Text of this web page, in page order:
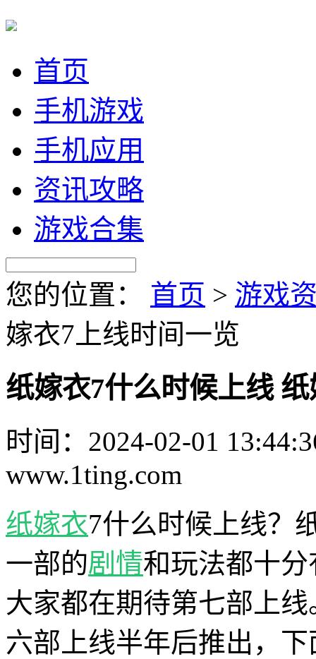
首页
手机游戏
手机应用
资讯攻略
游戏合集
您的位置： 首页 > 游戏
嫁衣7上线时间一览
纸嫁衣7什么时候上线
时间：2024-02-01
www.1ting.com
纸嫁衣7什么时候上线？
一部的剧情和玩法都十
大家都在期待第七部上
六部上线半年后推出，